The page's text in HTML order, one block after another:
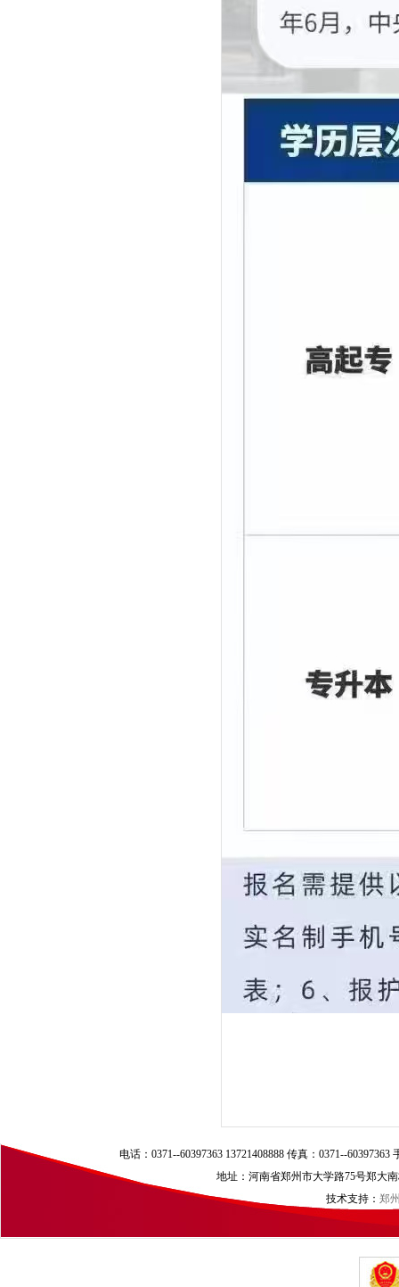
电话：0371--60397363 13721408888 传真：0371--
地址：河南省郑州市大学路75号郑大
技术支持： 郑